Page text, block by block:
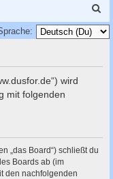
u
h
wird
mit folgenden
„das Board“) schließt du
Boards ab (im
den nachfolgenden